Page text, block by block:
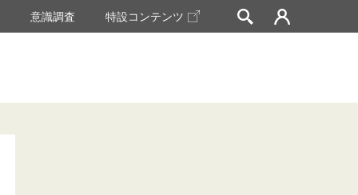
意識調査 特設コンテンツ